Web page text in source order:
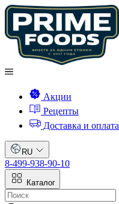
Акции
Рецепты
Доставка и оплата
RU
8-499-938-90-10
Каталог